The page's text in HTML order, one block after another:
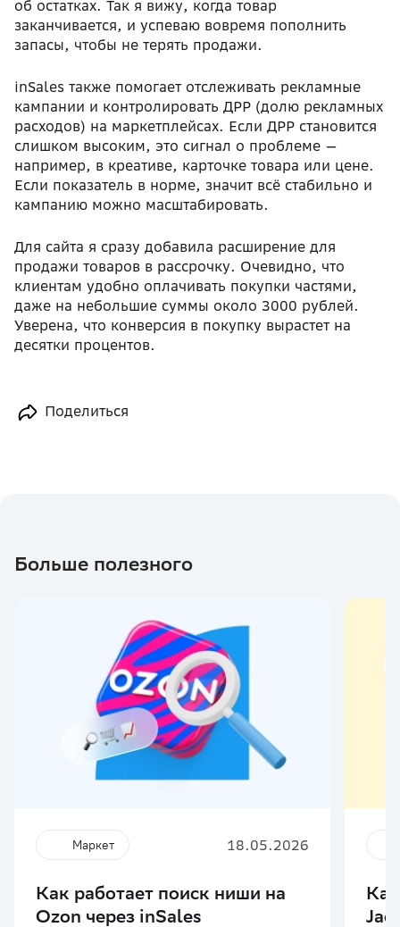
об остатках. Так я вижу, когда товар
заканчивается, и успеваю вовремя пополнить
запасы, чтобы не терять продажи.
inSales также помогает отслеживать рекламные
кампании и контролировать ДРР (долю рекламных
расходов) на маркетплейсах. Если ДРР становится
слишком высоким, это сигнал о проблеме —
например, в креативе, карточке товара или цене.
Если показатель в норме, значит всё стабильно и
кампанию можно масштабировать.
Для сайта я сразу добавила расширение для
продажи товаров в рассрочку. Очевидно, что
клиентам удобно оплачивать покупки частями,
даже на небольшие суммы около 3000 рублей.
Уверена, что конверсия в покупку вырастет на
десятки процентов.
Поделиться
Больше полезного
Маркет 18.05.2026
Как работает поиск ниши на
Ozon через inSales